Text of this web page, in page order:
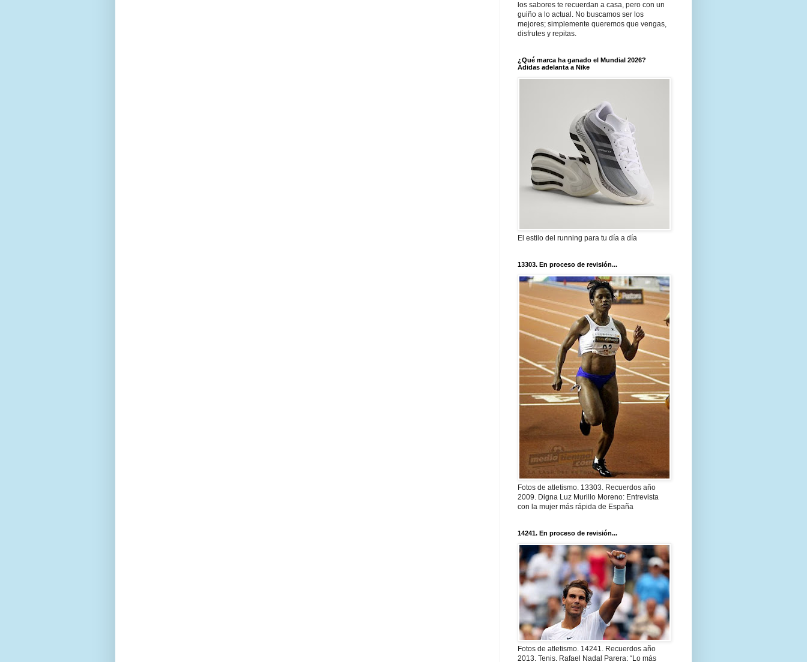
los sabores te recuerdan a casa, pero con un
guiño a lo actual. No buscamos ser los
mejores; simplemente queremos que vengas,
disfrutes y repitas.
¿Qué marca ha ganado el Mundial 2026?
Adidas adelanta a Nike
El estilo del running para tu día a día
13303. En proceso de revisión...
Fotos de atletismo. 13303. Recuerdos año
2009. Digna Luz Murillo Moreno: Entrevista
con la mujer más rápida de España
14241. En proceso de revisión...
Fotos de atletismo. 14241. Recuerdos año
2013. Tenis. Rafael Nadal Parera: “Lo más